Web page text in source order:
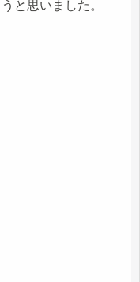
と思いました。